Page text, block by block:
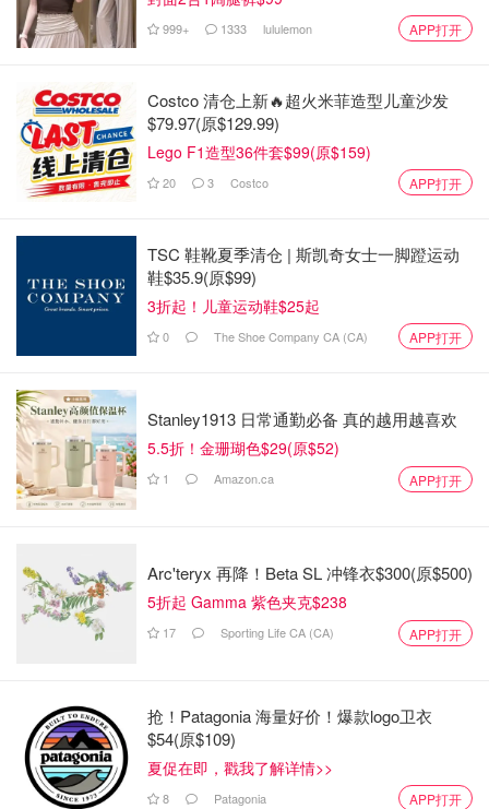
方共有财产，平均分配。
定下，通常可以在离婚后保留。
“很多人其实并不了解，资产在法律上被划分和处理的方
式，跟他们的预期可能完全不同。”尤因表示。
Beatty）则提醒其他加拿大人，如果希望保留家人赠与或自
己对房产的特殊财务贡献，一定要事先签署婚前协议。
比提表示，他当年为与前配偶共同购入的第一套房支付了全
部 $120,000 的首付款。他们一年前刚刚换到一套更大的房
前，他从父亲那里收到了 $50,000 的礼金，用来偿还新房贷
款。如今他十分后悔没有协议来保障这些贡献。
“我现在有点愧疚，那笔（礼金）的一半要分给前配偶了。”
999+ 1333 lululemon APP打开
Costco 清仓上新🔥超火米菲造型儿童沙发
$79.97(原$129.99)
Lego F1造型36件套$99(原$159)
20 3 Costco APP打开
TSC 鞋靴夏季清仓 | 斯凯奇女士一脚蹬运动
鞋$35.9(原$99)
3折起！儿童运动鞋$25起
0 The Shoe Company CA (CA) APP打开
Stanley1913 日常通勤必备 真的越用越喜欢
5.5折！金珊瑚色$29(原$52)
1 Amazon.ca APP打开
Arc'teryx 再降！Beta SL 冲锋衣$300(原$500)
5折起 Gamma 紫色夹克$238
17 Sporting Life CA (CA) APP打开
抢！Patagonia 海量好价！爆款logo卫衣
$54(原$109)
夏促在即，戳我了解详情>>
8 Patagonia APP打开